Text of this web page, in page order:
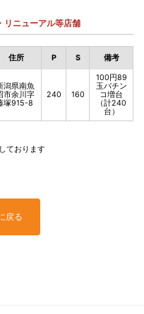
リニューアル等店舗
住所 P S 備考
潟県南魚
市余川字
塚915-8
240 160
100円89
玉パチン
コ増台
（計240
台）
ております
戻る